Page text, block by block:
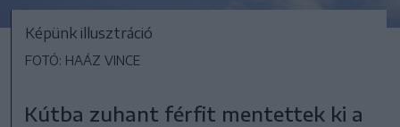
Képünk illusztráció
FOTÓ: HAÁZ VINCE
Kútba zuhant férfit mentettek ki a